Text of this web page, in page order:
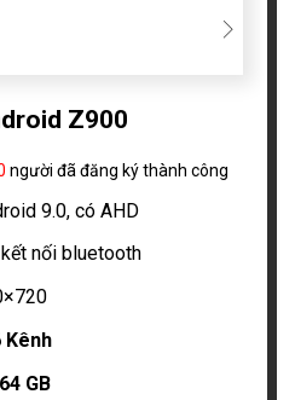
Z900
người đã đăng ký thành công
9.0, có AHD
nối bluetooth
GB
Kênh